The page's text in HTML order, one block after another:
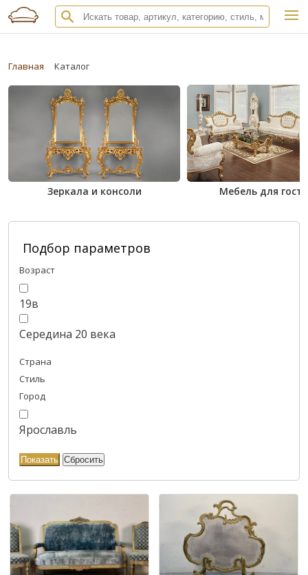
Главная Каталог
Зеркала и консоли Мебель для
Подбор параметров
Возраст
19в
Середина 20 века
Страна
Стиль
Город
Ярославль